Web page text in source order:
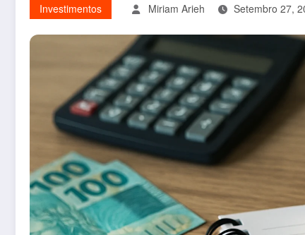
Investimentos Miriam Arieh Setembro 27,